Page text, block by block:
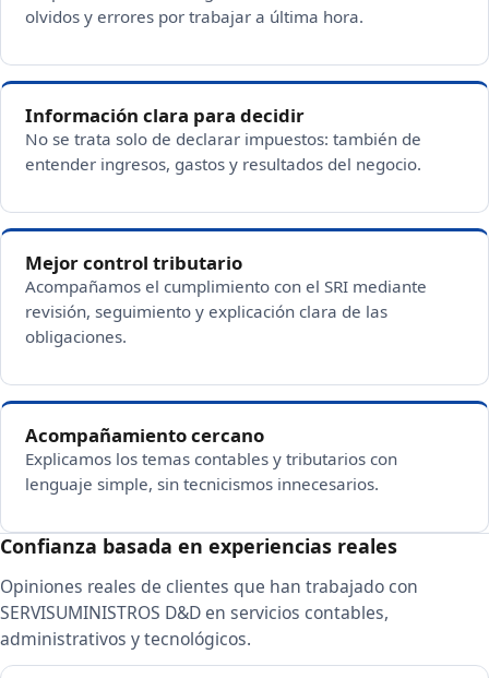
olvidos y errores por trabajar a última hora.
Información clara para decidir
No se trata solo de declarar impuestos: también de
entender ingresos, gastos y resultados del negocio.
Mejor control tributario
Acompañamos el cumplimiento con el SRI mediante
revisión, seguimiento y explicación clara de las
obligaciones.
Acompañamiento cercano
Explicamos los temas contables y tributarios con
lenguaje simple, sin tecnicismos innecesarios.
Confianza basada en experiencias reales
Opiniones reales de clientes que han trabajado con
SERVISUMINISTROS D&D en servicios contables,
administrativos y tecnológicos.